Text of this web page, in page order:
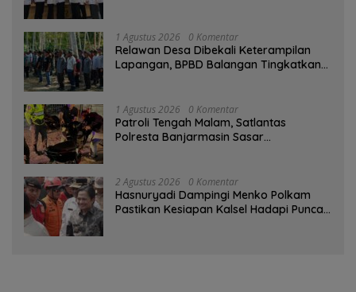
1 Agustus 2026 0 Komentar
Relawan Desa Dibekali Keterampilan
Lapangan, BPBD Balangan Tingkatkan
1 Agustus 2026 0 Komentar
Patroli Tengah Malam, Satlantas
Polresta Banjarmasin Sasar
2 Agustus 2026 0 Komentar
Hasnuryadi Dampingi Menko Polkam
Pastikan Kesiapan Kalsel Hadapi Puncak